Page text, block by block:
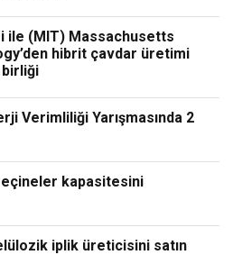
ile (MIT) Massachusetts
hibrit çavdar üretimi
birliği
Verimliliği Yarışmasında 2
reçineler kapasitesini
iplik üreticisini satın